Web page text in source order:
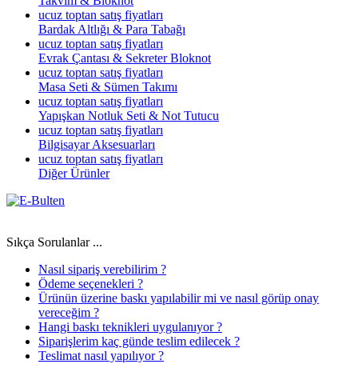
ucuz toptan satış fiyatları
Bardak Altlığı & Para Tabağı
ucuz toptan satış fiyatları
Evrak Çantası & Sekreter Bloknot
ucuz toptan satış fiyatları
Masa Seti & Sümen Takımı
ucuz toptan satış fiyatları
Yapışkan Notluk Seti & Not Tutucu
ucuz toptan satış fiyatları
Bilgisayar Aksesuarları
ucuz toptan satış fiyatları
Diğer Ürünler
Sıkça Sorulanlar ...
Nasıl sipariş verebilirim ?
Ödeme seçenekleri ?
Ürünün üzerine baskı yapılabilir mi ve nasıl görüp onay
vereceğim ?
Hangi baskı teknikleri uygulanıyor ?
Siparişlerim kaç günde teslim edilecek ?
Teslimat nasıl yapılıyor ?